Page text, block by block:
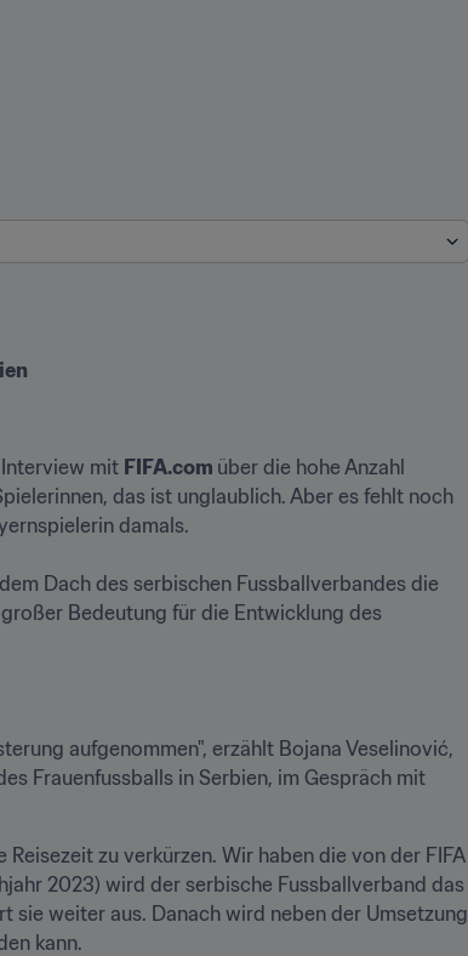
mit FIFA.com über die hohe Anzahl
das ist unglaublich. Aber es fehlt noch
damals.
Dach des serbischen Fussballverbandes die
Bedeutung für die Entwicklung des
aufgenommen", erzählt Bojana Veselinović,
zu verkürzen. Wir haben die von der FIFA
2023) wird der serbische Fussballverband das
sie weiter aus. Danach wird neben der Umsetzung
kann.